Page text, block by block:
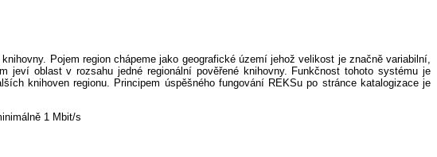
Pojem region chápeme jako geografické území jehož velikost je značně variabilní,
oblast v rozsahu jedné regionální pověřené knihovny. Funkčnost tohoto systému je
knihoven regionu. Principem úspěšného fungování REKSu po stránce katalogizace je
1 Mbit/s